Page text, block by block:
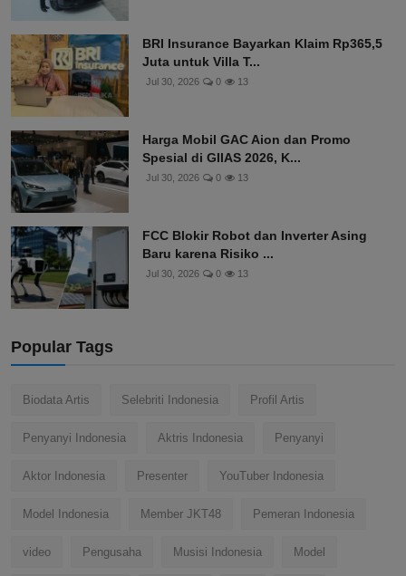
BRI Insurance Bayarkan Klaim Rp365,5
Juta untuk Villa T...
Jul 30, 2026 0 13
Harga Mobil GAC Aion dan Promo
Spesial di GIIAS 2026, K...
Jul 30, 2026 0 13
FCC Blokir Robot dan Inverter Asing
Baru karena Risiko ...
Jul 30, 2026 0 13
Popular Tags
Biodata Artis Selebriti Indonesia Profil Artis
Penyanyi Indonesia Aktris Indonesia Penyanyi
Aktor Indonesia Presenter YouTuber Indonesia
Model Indonesia Member JKT48 Pemeran Indonesia
video Pengusaha Musisi Indonesia Model